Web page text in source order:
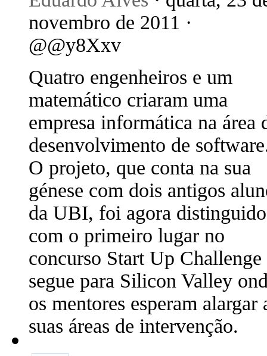
novembro de 2011 ·
@@y8Xxv
Quatro engenheiros e um
matemático criaram uma
empresa informática na área
desenvolvimento de
O projeto, que conta na sua
génese com dois antigos
da UBI, foi agora distinguido
com o primeiro lugar no
concurso Start Up Challenge
segue para Silicon Valley
os mentores esperam alargar
suas áreas de intervenção.